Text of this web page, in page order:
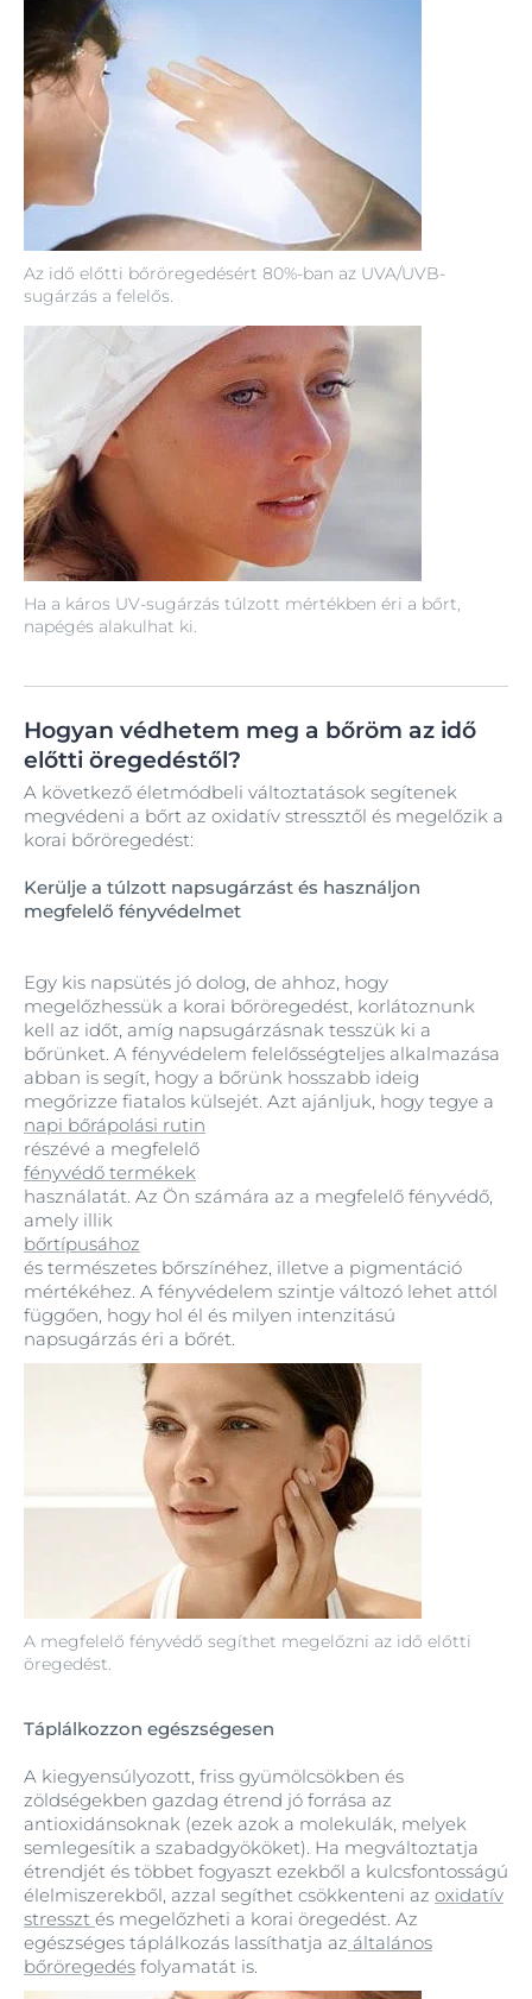
Az idő előtti bőröregedésért 80%-ban az UVA/UVB-
sugárzás a felelős.
Ha a káros UV-sugárzás túlzott mértékben éri a bőrt,
napégés alakulhat ki.
Hogyan védhetem meg a bőröm az idő
előtti öregedéstől?
A következő életmódbeli változtatások segítenek
megvédeni a bőrt az oxidatív stressztől és megelőzik a
korai bőröregedést:
A megfelelő fényvédő segíthet megelőzni az idő előtti
öregedést.
Kerülje a túlzott napsugárzást és használjon
megfelelő fényvédelmet
Egy kis napsütés jó dolog, de ahhoz, hogy
megelőzhessük a korai bőröregedést, korlátoznunk
kell az időt, amíg napsugárzásnak tesszük ki a
bőrünket. A fényvédelem felelősségteljes alkalmazása
abban is segít, hogy a bőrünk hosszabb ideig
megőrizze fiatalos külsejét. Azt ajánljuk, hogy tegye a
napi bőrápolási rutin
részévé a megfelelő
fényvédő termékek
használatát. Az Ön számára az a megfelelő fényvédő,
amely illik
bőrtípusához
és természetes bőrszínéhez, illetve a pigmentáció
mértékéhez. A fényvédelem szintje változó lehet attól
függően, hogy hol él és milyen intenzitású
napsugárzás éri a bőrét.
Táplálkozzon egészségesen
A kiegyensúlyozott, friss gyümölcsökben és
zöldségekben gazdag étrend jó forrása az
antioxidánsoknak (ezek azok a molekulák, melyek
semlegesítik a szabadgyököket). Ha megváltoztatja
étrendjét és többet fogyaszt ezekből a kulcsfontosságú
élelmiszerekből, azzal segíthet csökkenteni az oxidatív
stresszt és megelőzheti a korai öregedést. Az
egészséges táplálkozás lassíthatja az általános
bőröregedés folyamatát is.